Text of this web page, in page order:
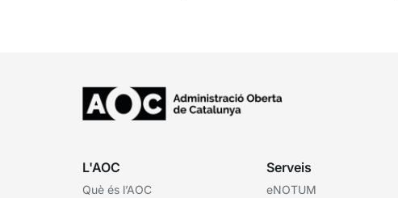
L'AOC
Què és l’AOC
Serveis
eNOTUM